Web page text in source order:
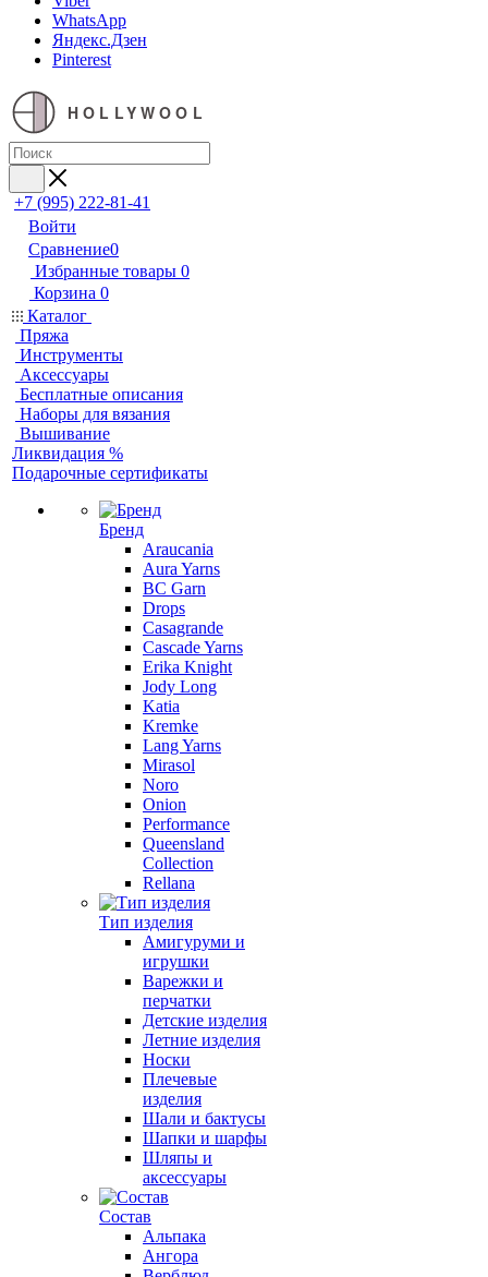
WhatsApp
Яндекс.Дзен
Pinterest
HOLLYWOOL
+7 (995) 222-81-41
Войти
Сравнение0
Избранные товары 0
Корзина 0
Каталог
Пряжа
Инструменты
Аксессуары
Бесплатные описания
Наборы для вязания
Вышивание
Ликвидация %
Подарочные сертификаты
Бренд
Araucania
Aura Yarns
BC Garn
Drops
Casagrande
Cascade Yarns
Erika Knight
Jody Long
Katia
Kremke
Lang Yarns
Mirasol
Noro
Onion
Performance
Queensland
Collection
Rellana
Тип изделия
Амигуруми и
игрушки
Варежки и
перчатки
Детские изделия
Летние изделия
Носки
Плечевые
изделия
Шали и бактусы
Шапки и шарфы
Шляпы и
аксессуары
Состав
Альпака
Ангора